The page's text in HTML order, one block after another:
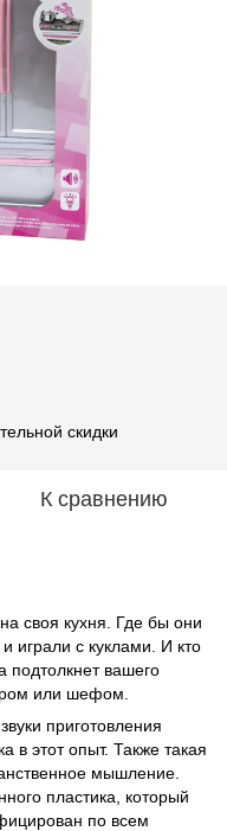
скидки
К сравнению
своя кухня. Где бы они
играли с куклами. И кто
подтолкнет вашего
или шефом.
приготовления
в этот опыт. Также такая
мышление.
пластика, который
по всем